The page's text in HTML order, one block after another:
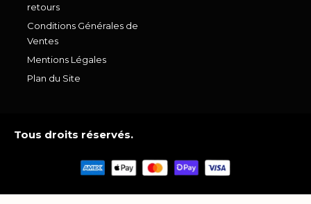
retours
Conditions Générales de
Ventes
Mentions Légales
Plan du Site
Tous droits réservés.